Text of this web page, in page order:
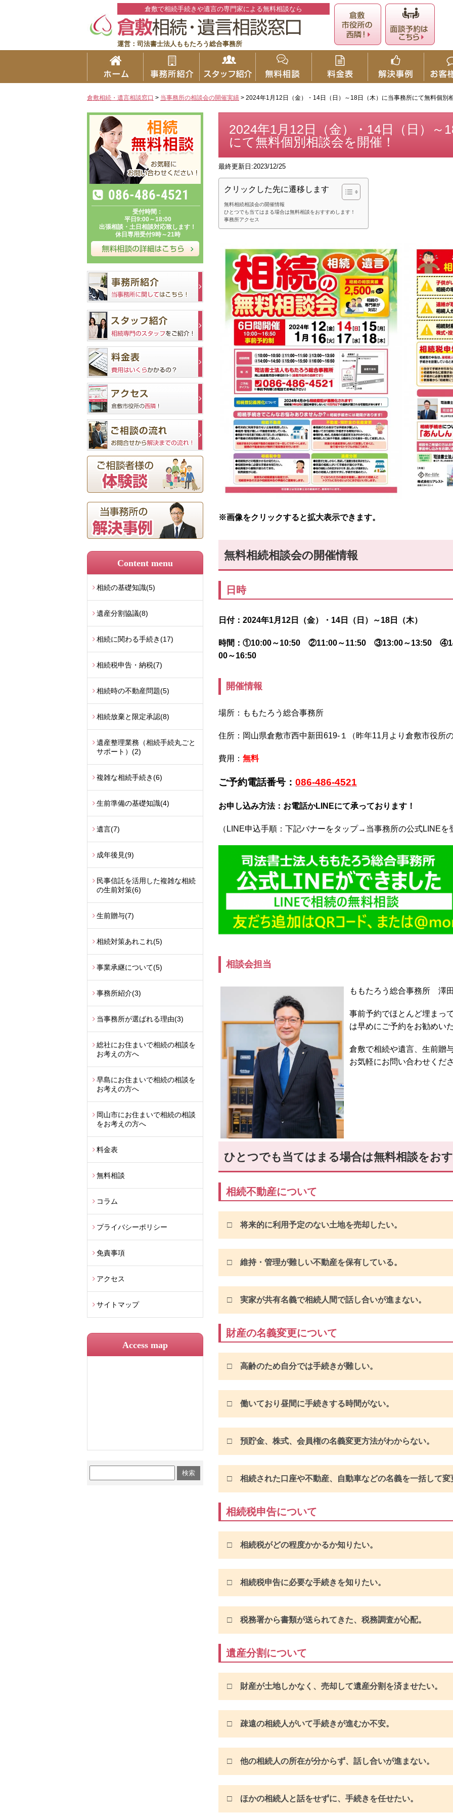
倉敷で相続手続きや遺言の専門家による無料相談なら
運営：司法書士法人ももたろう総合事務所
倉敷相続・遺言相談窓口 > 当事務所の相談会の開催実績 > 2024年1月12日（金）・14日（日）～18日（木）に当事務所にて無料個別
2024年1月12日（金）・14日（日）～
にて無料個別相談会を開催！
最終更新日:2023/12/25
クリックした先に遷移します
無料相続相談会の開催情報
ひとつでも当てはまる場合は無料相談をおすすめします！
事務所アクセス
※画像をクリックすると拡大表示できます。
無料相続相談会の開催情報
日時
日付：2024年1月12日（金）・14日（日）～18日（木）
時間：①10:00～10:50 ②11:00～11:50 ③13:00～13:50
00～16:50
開催情報
場所：ももたろう総合事務所
住所：岡山県倉敷市西中新田619-１（昨年11月より倉敷市役所
費用： 無料
ご予約電話番号： 086-486-4521
お申し込み方法：お電話かLINEにて承っております！
（LINE申込手順：下記バナーをタップ→当事務所の公式LINEを
相談会担当
ももたろう総合事務所 澤
事前予約でほとんど埋まっ
は早めにご予約をお勧めい
倉敷で相続や遺言、生前贈
お気軽にお問い合わせくださ
ひとつでも当てはまる場合は無料相談をお
相続不動産について
□ 将来的に利用予定のない土地を売却したい。
□ 維持・管理が難しい不動産を保有している。
□ 実家が共有名義で相続人間で話し合いが進まない。
財産の名義変更について
□ 高齢のため自分では手続きが難しい。
□ 働いており昼間に手続きする時間がない。
□ 預貯金、株式、会員権の名義変更方法がわからない。
□ 相続された口座や不動産、自動車などの名義を一括して変
相続税申告について
□ 相続税がどの程度かかるか知りたい。
□ 相続税申告に必要な手続きを知りたい。
□ 税務署から書類が送られてきた、税務調査が心配。
遺産分割について
□ 財産が土地しかなく、売却して遺産分割を済ませたい。
□ 疎遠の相続人がいて手続きが進むか不安。
□ 他の相続人の所在が分からず、話し合いが進まない。
□ ほかの相続人と話をせずに、手続きを任せたい。
086-486-4521
受付時間：
平日9:00～18:00
出張相談・土日相談対応致します！
休日専用受付9時～21時
Content menu
相続の基礎知識(5)
遺産分割協議(8)
相続に関わる手続き(17)
相続税申告・納税(7)
相続時の不動産問題(5)
相続放棄と限定承認(8)
遺産整理業務（相続手続丸ごと
サポート） (2)
複雑な相続手続き(6)
生前準備の基礎知識(4)
遺言(7)
成年後見(9)
民事信託を活用した複雑な相続
の生前対策(6)
生前贈与(7)
相続対策あれこれ(5)
事業承継について(5)
事務所紹介(3)
当事務所が選ばれる理由(3)
総社にお住まいで相続の相談を
お考えの方へ
早島にお住まいで相続の相談を
お考えの方へ
岡山市にお住まいで相続の相談
をお考えの方へ
料金表
無料相談
コラム
プライバシーポリシー
免責事項
アクセス
サイトマップ
Access map